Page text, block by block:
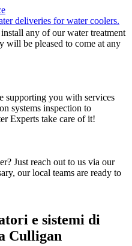
deliveries for water coolers.
any of our water treatment
will be pleased to come at any
supporting you with services
systems inspection to
Experts take care of it!
Just reach out to us via our
our local teams are ready to
e sistemi di
Culligan